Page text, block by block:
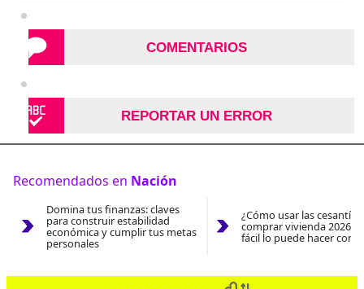
COMENTARIOS
REPORTAR UN ERROR
Recomendados en Nación
Domina tus finanzas: claves
para construir estabilidad
económica y cumplir tus metas
personales
¿Cómo usar las
comprar vivienda 2026?
fácil lo puede hacer con